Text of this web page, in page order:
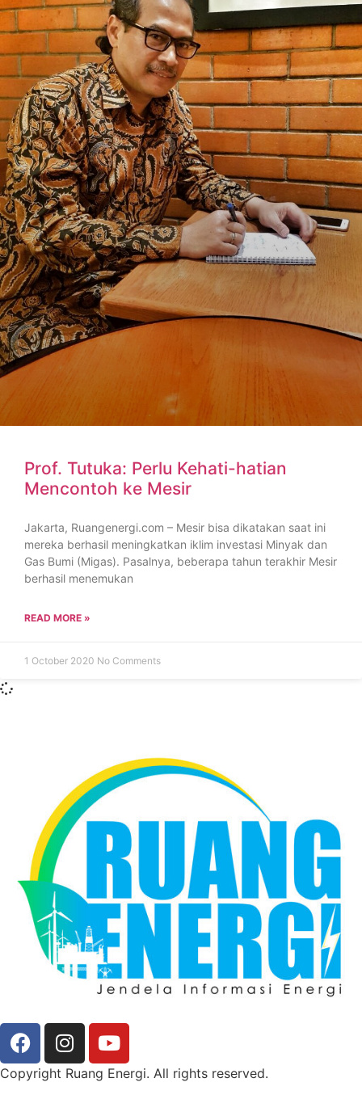
Prof. Tutuka: Perlu Kehati-hatian
Mencontoh ke Mesir
Jakarta, Ruangenergi.com – Mesir bisa dikatakan saat ini
mereka berhasil meningkatkan iklim investasi Minyak dan
Gas Bumi (Migas). Pasalnya, beberapa tahun terakhir Mesir
berhasil menemukan
READ MORE »
1 October 2020 No Comments
Copyright Ruang Energi. All rights reserved.